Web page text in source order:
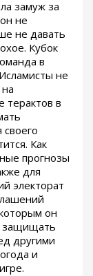
замуж за
не
не давать
Кубок
в
не
терактов в
Как
прогнозы
для
электорат
он
защищать
другими
и